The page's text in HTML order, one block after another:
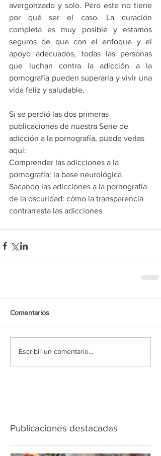
avergonzado y solo. Pero este no tiene
por qué ser el caso. La curación
completa es muy posible y estamos
seguros de que con el enfoque y el
apoyo adecuados, todas las personas
que luchan contra la adicción a la
pornografía pueden superarla y vivir una
vida feliz y saludable.
Si se perdió las dos primeras
publicaciones de nuestra Serie de
adicción a la pornografía, puede verlas
aquí:
Comprender las adicciones a la
pornografía: la base neurológica
Sacando las adicciones a la pornografía
de la oscuridad: cómo la transparencia
contrarresta las adicciones
Comentarios
Escribir un comentario...
Publicaciones destacadas